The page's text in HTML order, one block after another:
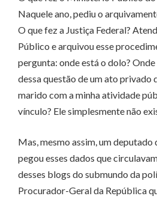
Naquele ano, pediu o
O que fez a Justiça Federal?
Público e arquivou esse
pergunta: onde está o dolo?
dessa questão de um ato privado
marido com a minha atividade
vínculo? Ele simplesmente não
Mas, mesmo assim, um deputado
pegou esses dados que
desses blogs do submundo da
Procurador-Geral da República